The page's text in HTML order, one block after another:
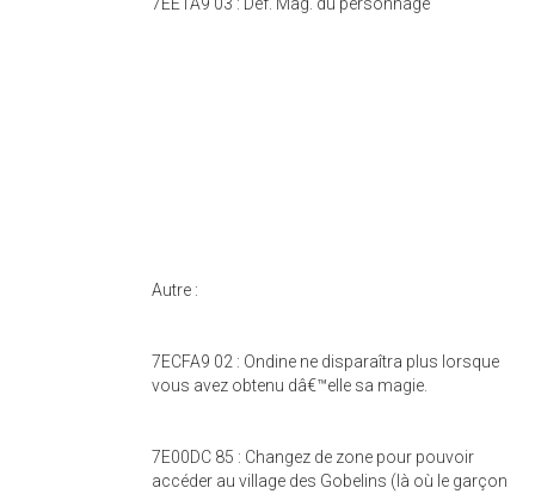
Autre :
7ECFA9 02 : Ondine ne disparaîtra plus lorsque
vous avez obtenu dâ€™elle sa magie.
7E00DC 85 : Changez de zone pour pouvoir
accéder au village des Gobelins (là où le garçon